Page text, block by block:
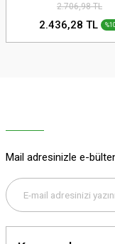
2.706,98 TL
2.436,28 TL %10
Mail adresinizle e-